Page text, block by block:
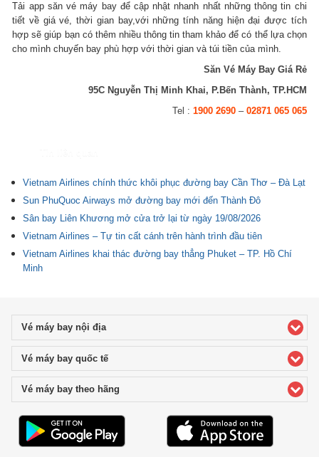
Tải app săn vé máy bay để cập nhật nhanh nhất những thông tin chi
tiết về giá vé, thời gian bay,với những tính năng hiện đại được tích
hợp sẽ giúp bạn có thêm nhiều thông tin tham khảo để có thể lựa chọn
cho mình chuyến bay phù hợp với thời gian và túi tiền của mình.
Săn Vé Máy Bay Giá Rẻ
95C Nguyễn Thị Minh Khai, P.Bến Thành, TP.HCM
Tel : 1900 2690– 02871 065 065
Vietnam Airlines chính thức khôi phục đường bay Cần Thơ – Đà Lạt
Sun PhuQuoc Airways mở đường bay mới đến Thành Đô
Sân bay Liên Khương mở cửa trở lại từ ngày 19/08/2026
Vietnam Airlines – Tự tin cất cánh trên hành trình đầu tiên
Vietnam Airlines khai thác đường bay thẳng Phuket – TP. Hồ Chí
Minh
Vé máy bay nội địaclick to expand contents
Vé máy bay quốc tếclick to expand contents
Vé máy bay theo hãng